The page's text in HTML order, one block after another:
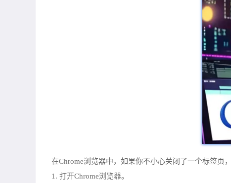
在Chrome浏览器中，如果你不小心关闭了一个标签页
1. 打开Chrome浏览器。